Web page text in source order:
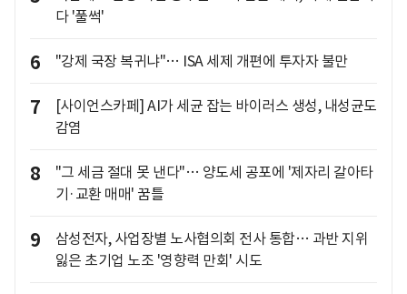
다 '풀썩'
6 "강제 국장 복귀냐"… ISA 세제 개편에 투자자 불만
7
[사이언스카페] AI가 세균 잡는 바이러스 생성, 내성균도
감염
8
"그 세금 절대 못 낸다"… 양도세 공포에 '제자리 갈아타
기·교환 매매' 꿈틀
9
삼성전자, 사업장별 노사협의회 전사 통합… 과반 지위
잃은 초기업 노조 '영향력 만회' 시도